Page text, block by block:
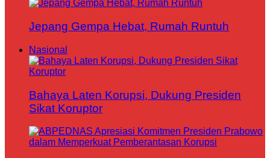
Jepang Gempa Hebat, Rumah Runtuh
Nasional
Bahaya Laten Korupsi, Dukung Presiden
Sikat Koruptor